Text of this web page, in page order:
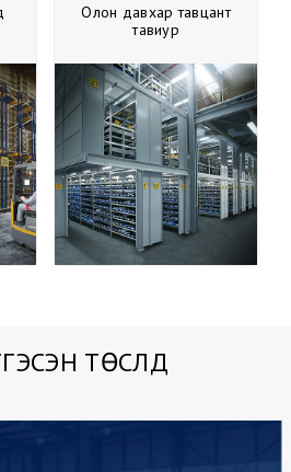
Олон давхар тавцант
тавиур
ТӨСЛҮҮД